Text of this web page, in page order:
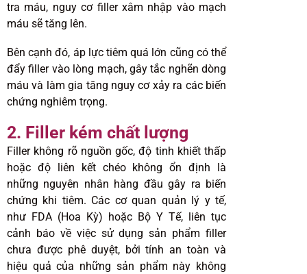
tra máu, nguy cơ filler xâm nhập vào mạch
máu sẽ tăng lên.
Bên cạnh đó, áp lực tiêm quá lớn cũng có thể
đẩy filler vào lòng mạch, gây tắc nghẽn dòng
máu và làm gia tăng nguy cơ xảy ra các biến
chứng nghiêm trọng.
2. Filler kém chất lượng
Filler không rõ nguồn gốc, độ tinh khiết thấp
hoặc độ liên kết chéo không ổn định là
những nguyên nhân hàng đầu gây ra biến
chứng khi tiêm. Các cơ quan quản lý y tế,
như FDA (Hoa Kỳ) hoặc Bộ Y Tế, liên tục
cảnh báo về việc sử dụng sản phẩm filler
chưa được phê duyệt, bởi tính an toàn và
hiệu quả của những sản phẩm này không